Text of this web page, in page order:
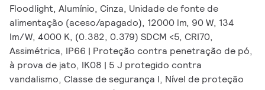
Floodlight, Alumínio, Cinza, Unidade de fonte de
alimentação (aceso/apagado), 12000 lm, 90 W, 134
lm/W, 4000 K, (0.382, 0.379) SDCM <5, CRI70,
Assimétrica, IP66 | Proteção contra penetração de pó,
à prova de jato, IK08 | 5 J protegido contra
vandalismo, Classe de segurança I, Nível de proteção